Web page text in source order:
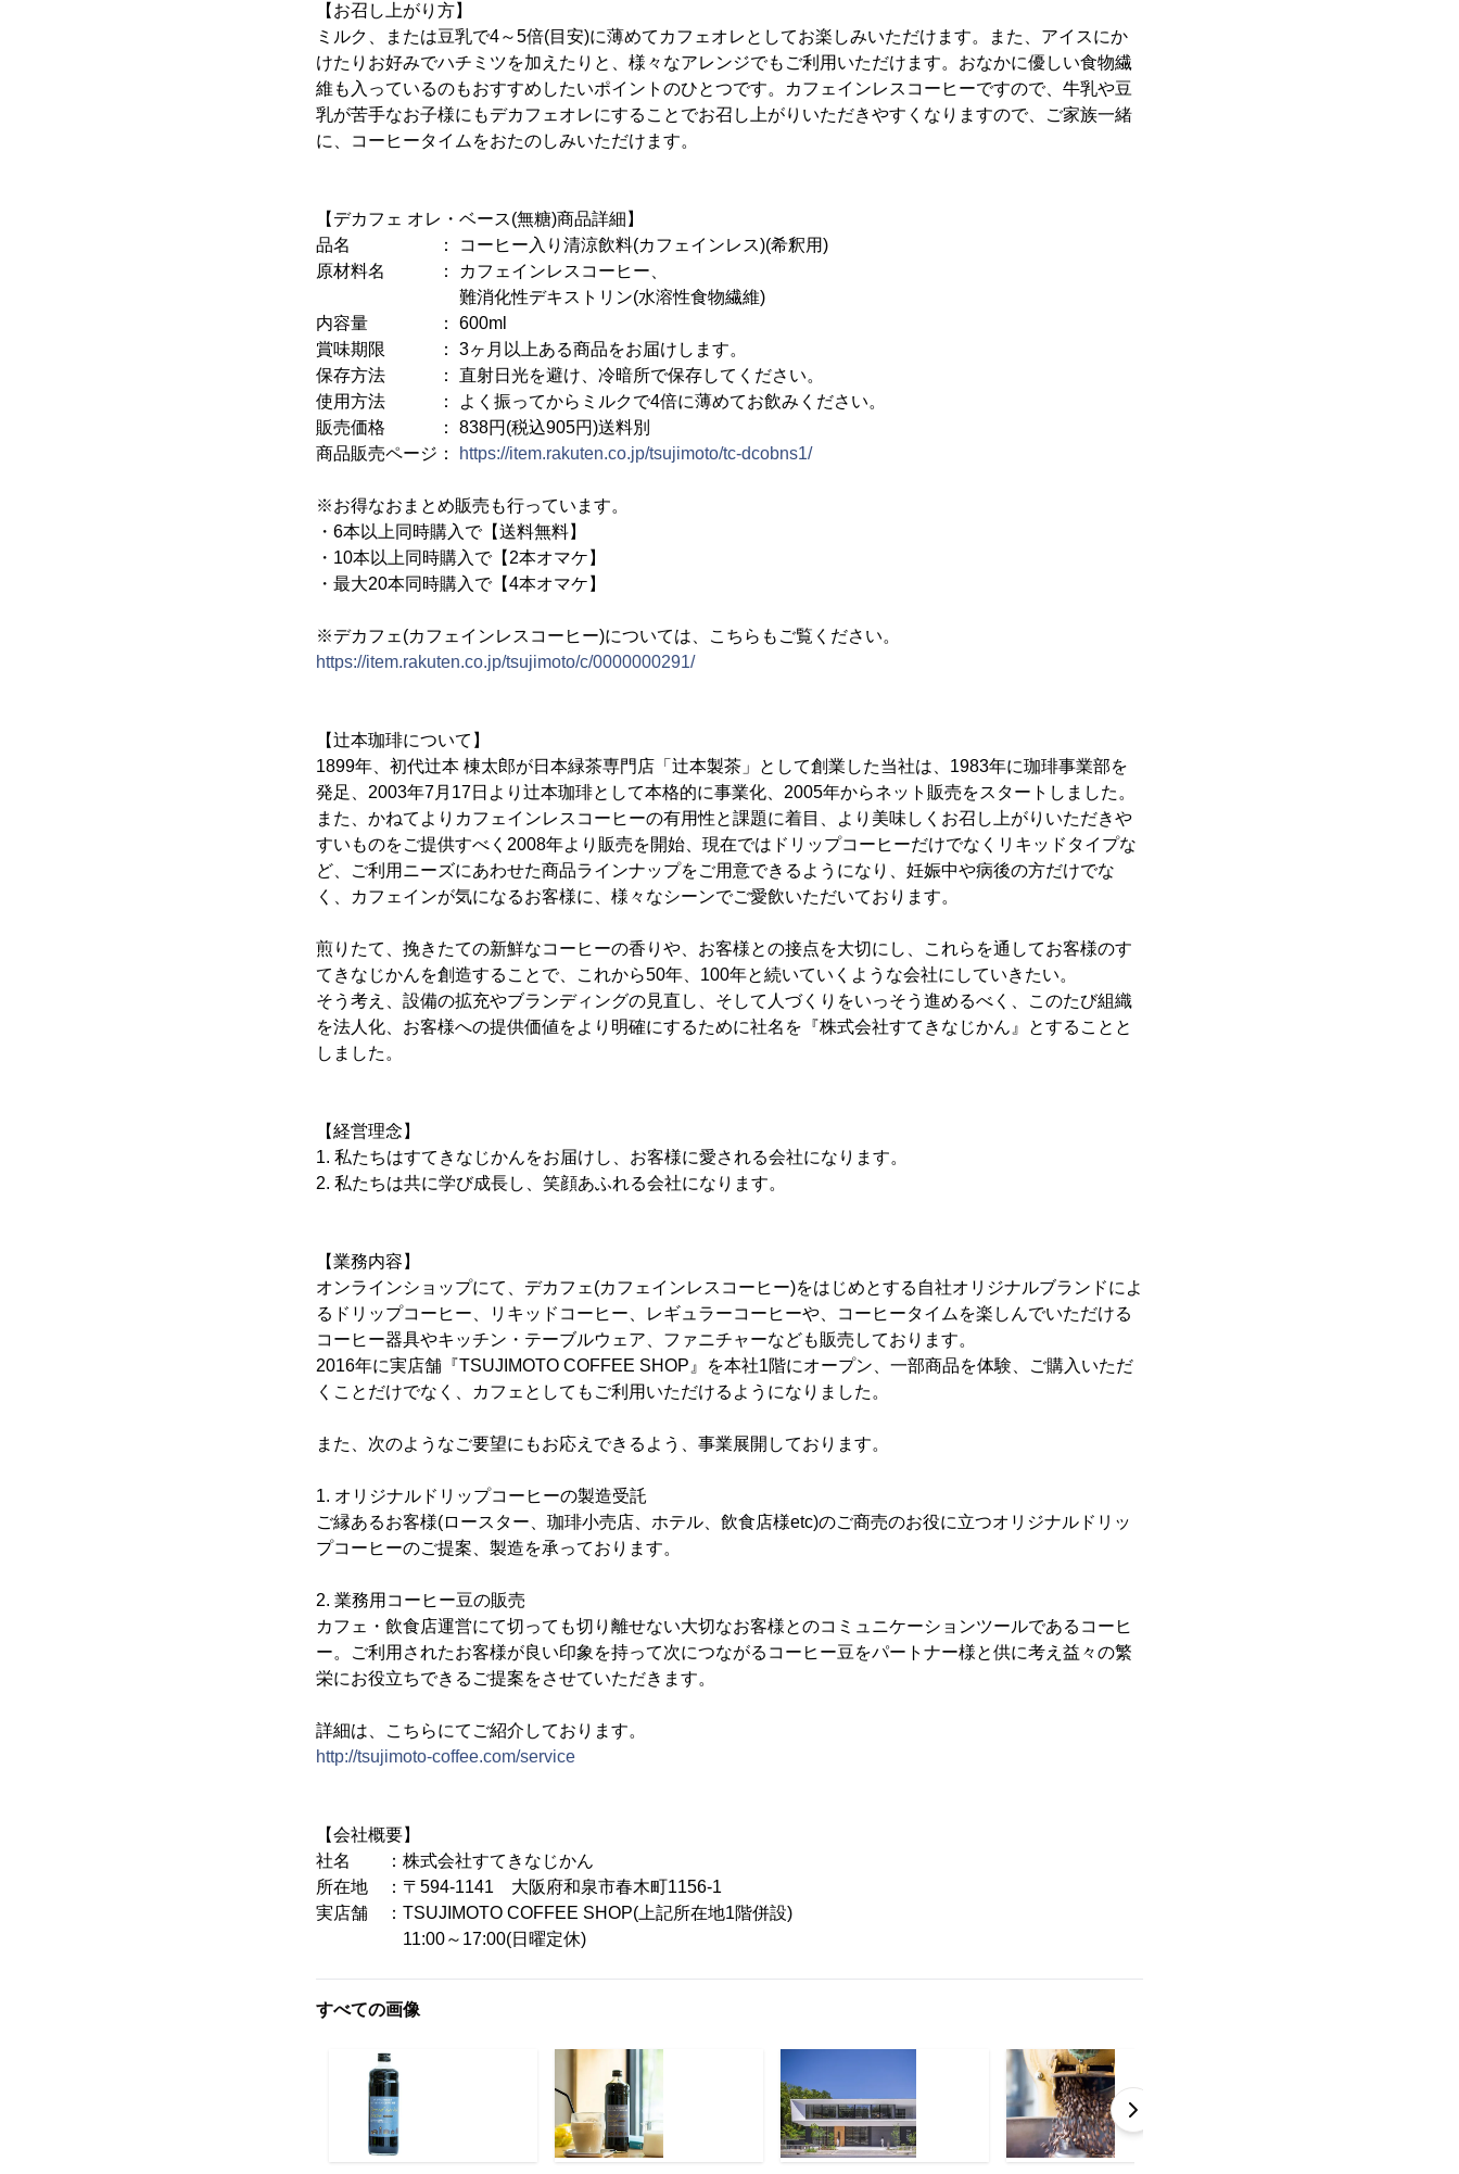
【お召し上がり方】
ミルク、または豆乳で4～5倍(目安)に薄めてカフェオレとしてお楽しみいただけます。また、アイスにか
けたりお好みでハチミツを加えたりと、様々なアレンジでもご利用いただけます。おなかに優しい食物繊
維も入っているのもおすすめしたいポイントのひとつです。カフェインレスコーヒーですので、牛乳や豆
乳が苦手なお子様にもデカフェオレにすることでお召し上がりいただきやすくなりますので、ご家族一緒
に、コーヒータイムをおたのしみいただけます。
【デカフェ オレ・ベース(無糖)商品詳細】
品名 ： コーヒー入り清涼飲料(カフェインレス)(希釈用)
原材料名 ： カフェインレスコーヒー、
難消化性デキストリン(水溶性食物繊維)
内容量 ： 600ml
賞味期限 ： 3ヶ月以上ある商品をお届けします。
保存方法 ： 直射日光を避け、冷暗所で保存してください。
使用方法 ： よく振ってからミルクで4倍に薄めてお飲みください。
販売価格 ： 838円(税込905円)送料別
商品販売ページ：
https://item.rakuten.co.jp/tsujimoto/tc-dcobns1/
※お得なおまとめ販売も行っています。
・6本以上同時購入で【送料無料】
・10本以上同時購入で【2本オマケ】
・最大20本同時購入で【4本オマケ】
※デカフェ(カフェインレスコーヒー)については、こちらもご覧ください。
https://item.rakuten.co.jp/tsujimoto/c/0000000291/
【辻本珈琲について】
1899年、初代辻本 棟太郎が日本緑茶専門店「辻本製茶」として創業した当社は、1983年に珈琲事業部を
発足、2003年7月17日より辻本珈琲として本格的に事業化、2005年からネット販売をスタートしました。
また、かねてよりカフェインレスコーヒーの有用性と課題に着目、より美味しくお召し上がりいただきや
すいものをご提供すべく2008年より販売を開始、現在ではドリップコーヒーだけでなくリキッドタイプな
ど、ご利用ニーズにあわせた商品ラインナップをご用意できるようになり、妊娠中や病後の方だけでな
く、カフェインが気になるお客様に、様々なシーンでご愛飲いただいております。
煎りたて、挽きたての新鮮なコーヒーの香りや、お客様との接点を大切にし、これらを通してお客様のす
てきなじかんを創造することで、これから50年、100年と続いていくような会社にしていきたい。
そう考え、設備の拡充やブランディングの見直し、そして人づくりをいっそう進めるべく、このたび組織
を法人化、お客様への提供価値をより明確にするために社名を『株式会社すてきなじかん』とすることと
しました。
【経営理念】
1. 私たちはすてきなじかんをお届けし、お客様に愛される会社になります。
2. 私たちは共に学び成長し、笑顔あふれる会社になります。
【業務内容】
オンラインショップにて、デカフェ(カフェインレスコーヒー)をはじめとする自社オリジナルブランドによ
るドリップコーヒー、リキッドコーヒー、レギュラーコーヒーや、コーヒータイムを楽しんでいただける
コーヒー器具やキッチン・テーブルウェア、ファニチャーなども販売しております。
2016年に実店舗『TSUJIMOTO COFFEE SHOP』を本社1階にオープン、一部商品を体験、ご購入いただ
くことだけでなく、カフェとしてもご利用いただけるようになりました。
また、次のようなご要望にもお応えできるよう、事業展開しております。
1. オリジナルドリップコーヒーの製造受託
ご縁あるお客様(ロースター、珈琲小売店、ホテル、飲食店様etc)のご商売のお役に立つオリジナルドリッ
プコーヒーのご提案、製造を承っております。
2. 業務用コーヒー豆の販売
カフェ・飲食店運営にて切っても切り離せない大切なお客様とのコミュニケーションツールであるコーヒ
ー。ご利用されたお客様が良い印象を持って次につながるコーヒー豆をパートナー様と供に考え益々の繁
栄にお役立ちできるご提案をさせていただきます。
詳細は、こちらにてご紹介しております。
http://tsujimoto-coffee.com/service
【会社概要】
社名 ：株式会社すてきなじかん
所在地 ：〒594-1141 大阪府和泉市春木町1156-1
実店舗 ：TSUJIMOTO COFFEE SHOP(上記所在地1階併設)
11:00～17:00(日曜定休)
すべての画像